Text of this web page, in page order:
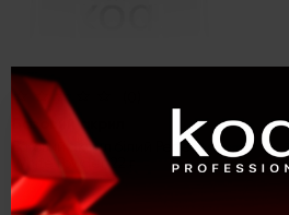
Базовий акрил
Базовий акрил білий Perfect
White Powder, 22 г